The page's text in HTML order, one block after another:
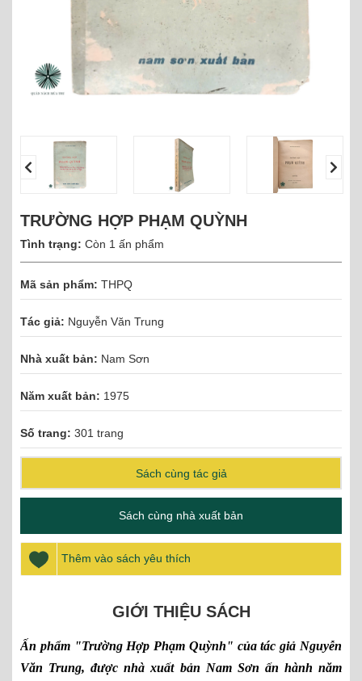
TRƯỜNG HỢP PHẠM QUỲNH
Tình trạng: Còn 1 ấn phẩm
Mã sản phẩm: THPQ
Tác giả: Nguyễn Văn Trung
Nhà xuất bản: Nam Sơn
Năm xuất bản: 1975
Số trang: 301 trang
Sách cùng tác giả
Sách cùng nhà xuất bản
Thêm vào sách yêu thích
GIỚI THIỆU SÁCH
Ấn phẩm "Trường Hợp Phạm Quỳnh" của tác giả Nguyễn
Văn Trung, được nhà xuất bản Nam Sơn ấn hành năm